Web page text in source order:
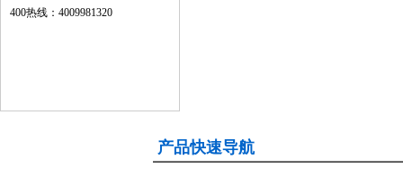
400热线：4009981320
产品快速导航
ML-W43钢板校直机 ML-W42